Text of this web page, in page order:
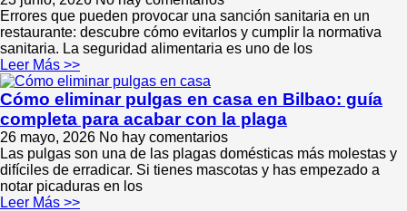
Errores que pueden provocar una sanción sanitaria en un
restaurante: descubre cómo evitarlos y cumplir la normativa
sanitaria. La seguridad alimentaria es uno de los
Leer Más >>
Cómo eliminar pulgas en casa en Bilbao: guía
completa para acabar con la plaga
26 mayo, 2026 No hay comentarios
Las pulgas son una de las plagas domésticas más molestas y
difíciles de erradicar. Si tienes mascotas y has empezado a
notar picaduras en los
Leer Más >>